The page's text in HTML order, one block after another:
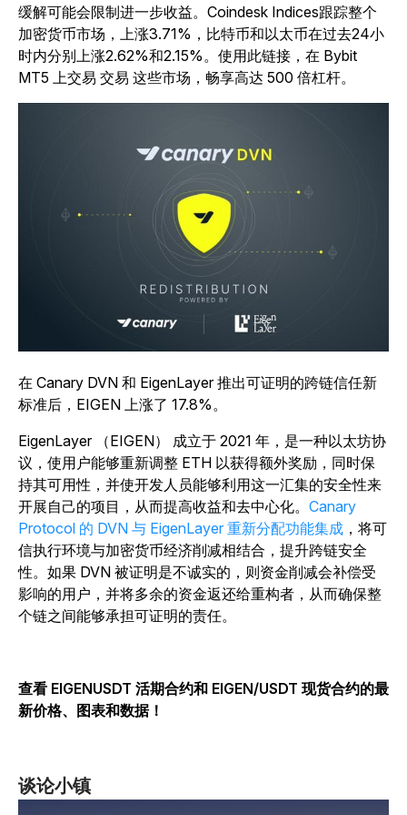
缓解可能会限制进一步收益。Coindesk Indices跟踪整个
加密货币市场，上涨3.71%，比特币和以太币在过去24小
时内分别上涨2.62%和2.15%。使用此链接，在 Bybit
MT5 上交易 交易 这些市场，畅享高达 500 倍杠杆。
在 Canary DVN 和 EigenLayer 推出可证明的跨链信任新
标准后，EIGEN 上涨了 17.8%。
EigenLayer （EIGEN） 成立于 2021 年，是一种以太坊协
议，使用户能够重新调整 ETH 以获得额外奖励，同时保
持其可用性，并使开发人员能够利用这一汇集的安全性来
开展自己的项目，从而提高收益和去中心化。 Canary
Protocol 的 DVN 与 EigenLayer 重新分配功能集成 ，将可
信执行环境与加密货币经济削减相结合，提升跨链安全
性。如果 DVN 被证明是不诚实的，则资金削减会补偿受
影响的用户，并将多余的资金返还给重构者，从而确保整
个链之间能够承担可证明的责任。
查看 EIGENUSDT 活期合约和 EIGEN/USDT 现货合约的最
新价格、图表和数据！
谈论小镇